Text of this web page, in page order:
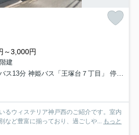
～3,000円
建
13分 神姫バス「王塚台７丁目」 停歩4分
るウィステリア神戸西のご紹介です。室内
など豊富に揃っており、過ごしや... もっと